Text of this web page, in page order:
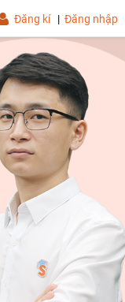
Đăng kí | Đăng nhập